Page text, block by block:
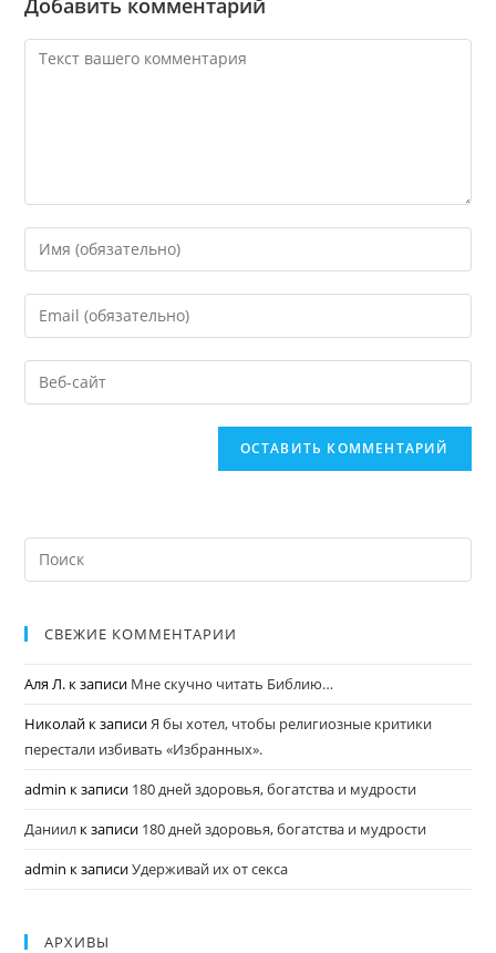
Добавить комментарий
СВЕЖИЕ КОММЕНТАРИИ
Аля Л. к записи Мне скучно читать Библию…
Николай к записиЯ бы хотел, чтобы религиозные критики
перестали избивать «Избранных».
admin к записи 180 дней здоровья, богатства и мудрости
Даниил к записи 180 дней здоровья, богатства и мудрости
admin к записиУдерживай их от секса
АРХИВЫ